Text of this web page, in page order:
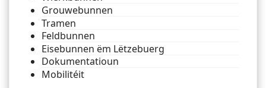
Grouwebunnen
Tramen
Feldbunnen
Eisebunnen ëm Lëtzebuerg
Dokumentatioun
Mobilitéit